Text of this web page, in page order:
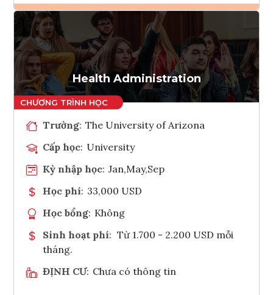
Ghi danh
Tham vấn Interlink
Health Administration
Trường: The University of Arizona
Cấp học: University
Kỳ nhập học: Jan,May,Sep
Học phí: 33,000 USD
Học bổng: Không
Sinh hoạt phí: Từ 1.700 - 2.200 USD mỗi
tháng.
ĐỊNH CƯ: Chưa có thông tin